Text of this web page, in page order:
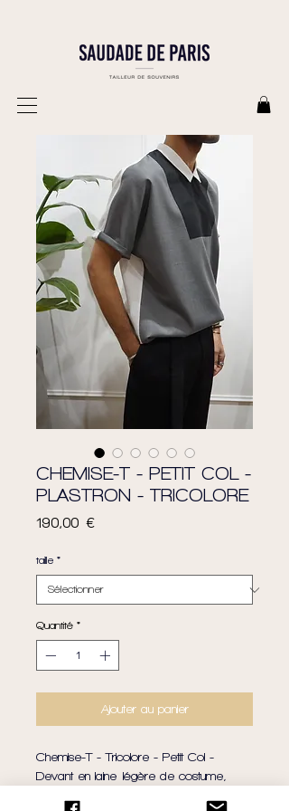
CHEMISE-T - PETIT COL -
PLASTRON - TRICOLORE
190,00 €Prix
taille *
Quantité *
Ajouter au panier
Chemise-T - Tricolore - Petit Col -
Devant en laine légère de costume,